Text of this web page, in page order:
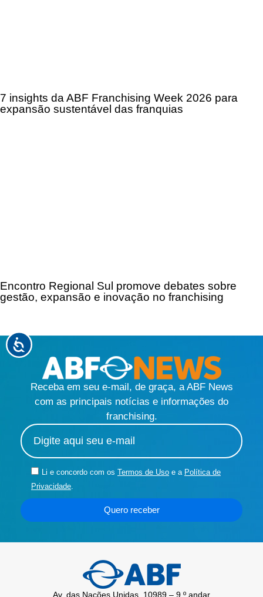
7 insights da ABF Franchising Week 2026 para
expansão sustentável das franquias
Encontro Regional Sul promove debates sobre
gestão, expansão e inovação no franchising
Receba em seu e-mail, de graça, a ABF News
com as principais notícias e informações do
franchising.
Li e concordo com os Termos de Uso e a Política de
Privacidade
Quero receber
Av. das Nações Unidas, 10989 – 9 º andar